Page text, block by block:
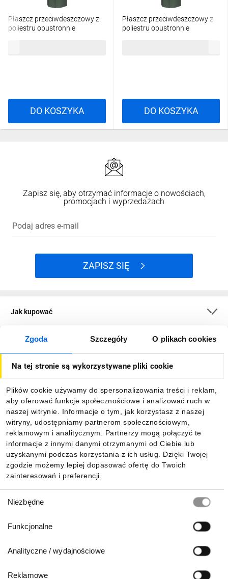
Zgoda Szczegóły O plikach cookies
Na tej stronie są wykorzystywane pliki cookie
Plików cookie używamy do spersonalizowania treści i reklam,
aby oferować funkcje społecznościowe i analizować ruch w
naszej witrynie. Informacje o tym, jak korzystasz z naszej
witryny, udostępniamy partnerom społecznościowym,
reklamowym i analitycznym. Partnerzy mogą połączyć te
informacje z innymi danymi otrzymanymi od Ciebie lub
uzyskanymi podczas korzystania z ich usług. Dzięki Twojej
zgodzie możemy lepiej dopasować ofertę do Twoich
zainteresowań i preferencji.
zgody
Niezbędne
Funkcjonalne
Analityczne / wydajnościowe
Reklamowe
Płaszcz przeciwdeszczowy z
poliestru obustronnie
DO KOSZYKA
Płaszcz przeciwdeszczowy z
poliestru obustronnie
DO KOSZYKA
Zapisz się, aby otrzymać informacje o nowościach,
promocjach i wyprzedażach
Podaj adres e-mail
ZAPISZ SIĘ
Jak kupować
O firmie
Informacje
Pobierz naszą aplikację mobilną: